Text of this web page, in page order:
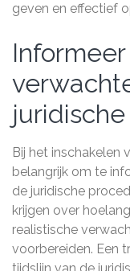
geven en effectief
Bij het inschakelen
belangrijk om te
de juridische
krijgen over
realistische
voorbereiden. Een